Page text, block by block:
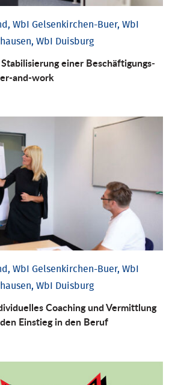
WbI Gelsenkirchen-Buer, WbI
WbI Duisburg
einer Be­schäftigungs­
and-work
WbI Gelsenkirchen-Buer, WbI
WbI Duisburg
Coaching und Vermittlung
Einstieg in den Beruf